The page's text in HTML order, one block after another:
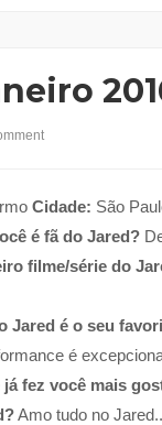
Cidade: São
é fã do Jared?
filme/série do
Jared é o seu
é
fez você mais
Amo tudo no